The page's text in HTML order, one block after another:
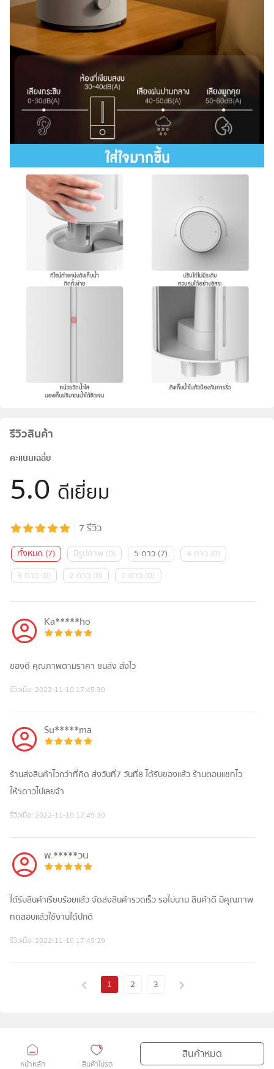
หน้าหลัก สินค้าโปรด
สินค้าหมด
รีวิวสินค้า
คะแนนเฉลี่ย
5.0 ดีเยี่ยม
7รีวิว
ทั้งหมด (7) มีรูปภาพ (0) 5 ดาว (7) 4 ดาว (0)
3 ดาว (0) 2 ดาว (0) 1 ดาว (0)
Ka*****ho
ของดี คุณภาพตามราคา ขนส่ง ส่งไว
รีวิวเมื่อ: 2022-11-10 17:45:30
Su*****ma
ร้านส่งสินค้าไวกว่าที่คิด ส่งวันที่7 วันที่8 ได้รับของแล้ว ร้านตอบแชทไว
ให้5ดาวไปเลยจ้า
รีวิวเมื่อ: 2022-11-10 17:45:30
พ.*****วน
ได้รับสินค้าเรียบร้อยแล้ว จัดส่งสินค้ารวดเร็ว รอไม่นาน สินค้าดี มีคุณภาพ
ทดสอบแล้วใช้งานได้ปกติ
รีวิวเมื่อ: 2022-11-10 17:45:29
1 2 3